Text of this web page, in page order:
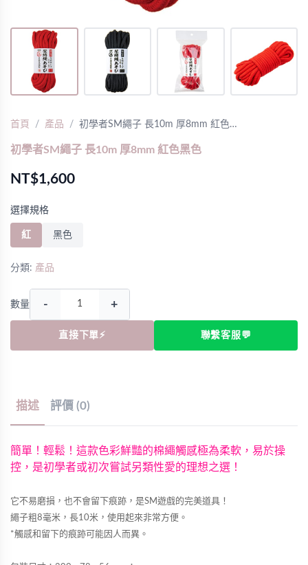
首頁 產品 初學者SM繩子 長10m 厚8mm 紅色…
初學者SM繩子 長10m 厚8mm 紅色黑色
NT$1,600
選擇規格
紅 黑色
分類: 產品
數量 - +
直接下單⚡ 聯繫客服💬
描述 評價 (0)
簡單！輕鬆！這款色彩鮮豔的棉繩觸感極為柔軟，易於操
控，是初學者或初次嘗試另類性愛的理想之選！
它不易磨損，也不會留下痕跡，是SM遊戲的完美道具！
繩子粗8毫米，長10米，使用起來非常方便。
*觸感和留下的痕跡可能因人而異。